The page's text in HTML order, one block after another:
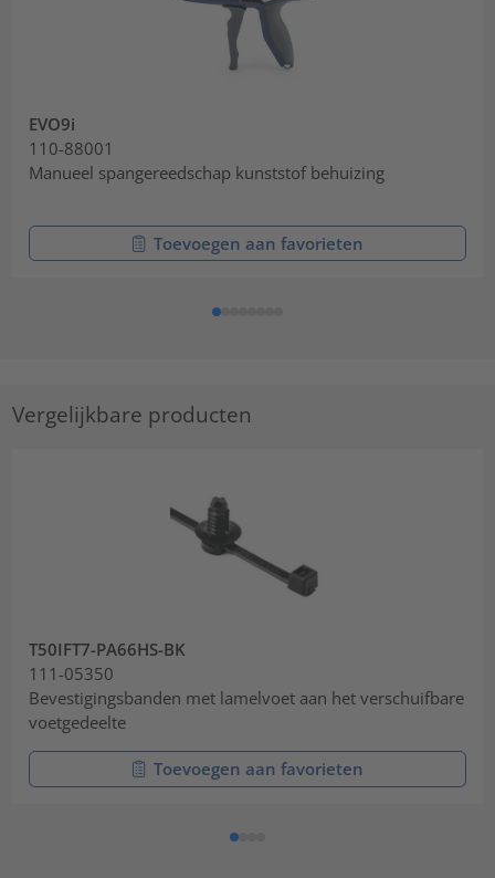
EVO9i
110-88001
Manueel spangereedschap kunststof behuizing
Toevoegen aan favorieten
Vergelijkbare producten
T50IFT7-PA66HS-BK
111-05350
Bevestigingsbanden met lamelvoet aan het verschuifbare
voetgedeelte
Toevoegen aan favorieten